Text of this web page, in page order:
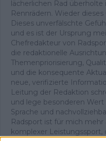
lächerlichen Rad
Rennrädern. Wieder dieses
Dieses unverfälschte
und es ist der Ursprung
Chefredakteur von
die redaktionelle
Themenpriorisierung,
und die konsequente
neue, verifizierte
Leitung der Redaktion
und lege besonderen Wert
Sprache und
Radsport ist für mich mehr
komplexer Leistungssport,